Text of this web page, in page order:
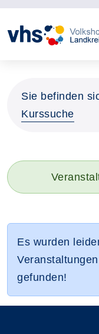
Sie befinden
Kurssuche
Es wurden
gefunden!